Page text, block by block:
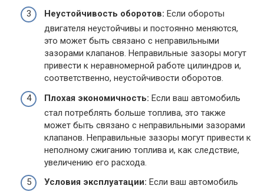
Неустойчивость оборотов: Если обороты
двигателя неустойчивы и постоянно меняются,
это может быть связано с неправильными
зазорами клапанов. Неправильные зазоры могут
привести к неравномерной работе цилиндров и,
соответственно, неустойчивости оборотов.
Плохая экономичность: Если ваш автомобиль
стал потреблять больше топлива, это также
может быть связано с неправильными зазорами
клапанов. Неправильные зазоры могут привести к
неполному сжиганию топлива и, как следствие,
увеличению его расхода.
Условия эксплуатации: Если ваш автомобиль